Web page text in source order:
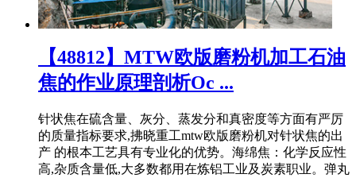
【48812】MTW欧版磨粉机加工石油
焦的作业原理剖析Oc ...
针状焦在硫含量、灰分、蒸发分和真密度等方面有严厉
的质量指标要求,拂晓重工mtw欧版磨粉机对针状焦的出
产 的根本工艺具有专业化的优势。海绵焦：化学反应性
高,杂质含量低,大多数都用在炼铝工业及炭素职业。弹丸